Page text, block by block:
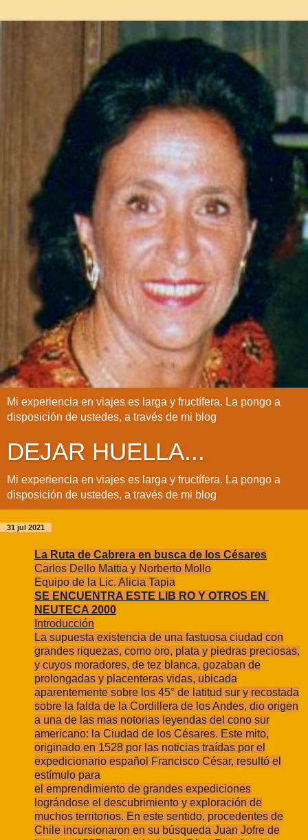
Mi experiencia en viajes es larga y fructífera. La pongo a
disposición de ustedes, a través de mi blog
DEJAR HUELLA...
Mi experiencia en viajes es larga y fructífera. La pongo a
disposición de ustedes, a través de mi blog
31 jul 2021
La Ruta de Cabrera en busca de los Césares
Carlos Dello Mattia y Norberto Mollo
Equipo de la Lic. Alicia Tapia
SE ENCUENTRA ESTE LIB RO Y OTROS EN
NEUTECA 2000
Introducción
La supuesta existencia de una fastuosa ciudad con
grandes riquezas, como oro, plata y piedras preciosas,
y cuyos moradores, de tez blanca, gozaban de
prolongadas y placenteras vidas, ubicada
aparentemente sobre los 45° de latitud sur y recostada
sobre la falda de la Cordillera de los Andes, dio origen
a una de las mas notorias leyendas del cono sur
americano: la Ciudad de los Césares. Este mito,
originado en 1528 por las noticias traídas por el
expedicionario español Francisco César, resultó el
estímulo para
el emprendimiento de grandes expediciones
lográndose el descubrimiento y exploración de
muchos territorios. En este sentido, procedentes de
Chile incursionaron en su búsqueda Juan Jofre de